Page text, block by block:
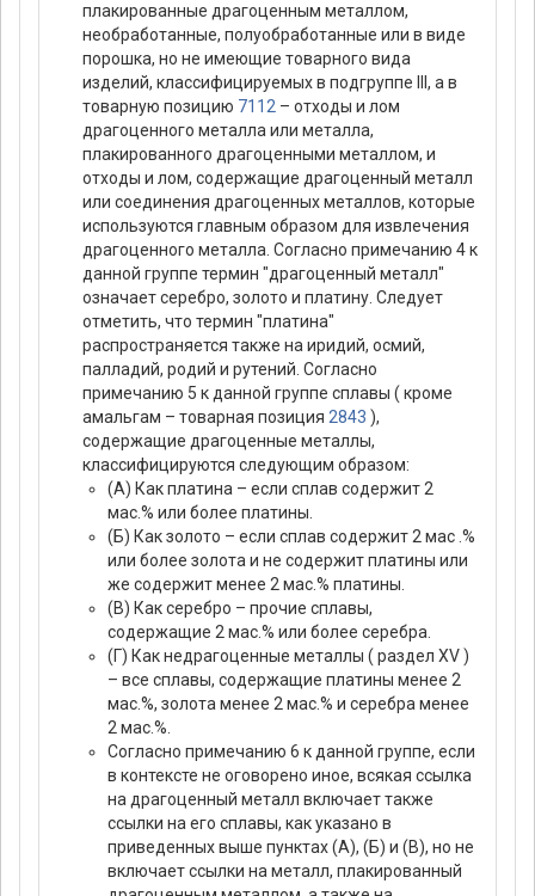
плакированные драгоценным металлом,
необработанные, полуобработанные или в виде
порошка, но не имеющие товарного вида
изделий, классифицируемых в подгруппе III, а в
товарную позицию 7112 – отходы и лом
драгоценного металла или металла,
плакированного драгоценными металлом, и
отходы и лом, содержащие драгоценный металл
или соединения драгоценных металлов, которые
используются главным образом для извлечения
драгоценного металла. Согласно примечанию 4 к
данной группе термин "драгоценный металл"
означает серебро, золото и платину. Следует
отметить, что термин "платина"
распространяется также на иридий, осмий,
палладий, родий и рутений. Согласно
примечанию 5 к данной группе сплавы ( кроме
амальгам – товарная позиция 2843 ),
содержащие драгоценные металлы,
классифицируются следующим образом:
(А) Как платина – если сплав содержит 2
мас.% или более платины.
(Б) Как золото – если сплав содержит 2 мас .%
или более золота и не содержит платины или
же содержит менее 2 мас.% платины.
(В) Как серебро – прочие сплавы,
содержащие 2 мас.% или более серебра.
(Г) Как недрагоценные металлы ( раздел ХV )
– все сплавы, содержащие платины менее 2
мас.%, золота менее 2 мас.% и серебра менее
2 мас.%.
Согласно примечанию 6 к данной группе, если
в контексте не оговорено иное, всякая ссылка
на драгоценный металл включает также
ссылки на его сплавы, как указано в
приведенных выше пунктах (А), (Б) и (В), но не
включает ссылки на металл, плакированный